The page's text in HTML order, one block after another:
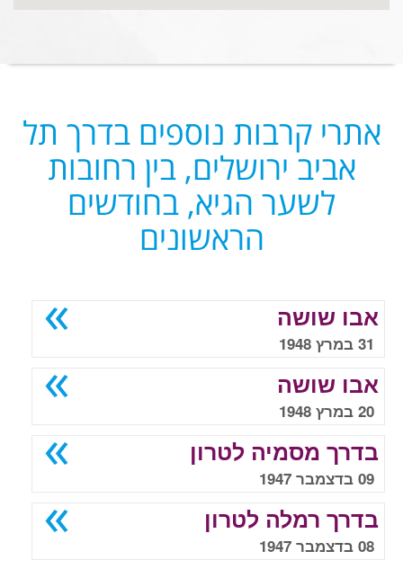
אתרי קרבות נוספים בדרך תל
אביב ירושלים, בין רחובות
לשער הגיא, בחודשים
הראשונים
אבו שושה
31 במרץ 1948
אבו שושה
20 במרץ 1948
בדרך מסמיה לטרון
09 בדצמבר 1947
בדרך רמלה לטרון
08 בדצמבר 1947